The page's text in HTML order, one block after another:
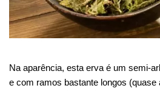
Na aparência, esta erva é um semi-
e com ramos bastante longos (quase